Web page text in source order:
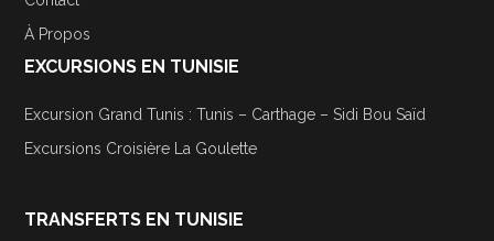
À Propos
EXCURSIONS EN TUNISIE
Excursion Grand Tunis : Tunis – Carthage – Sidi Bou Saïd
Excursions Croisière La Goulette
TRANSFERTS EN TUNISIE